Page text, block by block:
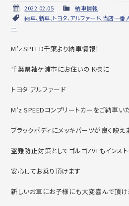
2022.02.05
納車情報
納車、新車、トヨタ、アルファード、当店一
ー
M’ｚSPEED千葉より納車情報！
千葉県袖ケ浦市にお住いの K様に
トヨタ アルファード
M’z SPEEDコンプリートカーをご納車い
ブラックボディにメッキパーツが良く映え
盗難防止対策としてゴルゴZVTもインス
安心してお乗り頂けます
新しいお車にお子様にも大変喜んで頂け